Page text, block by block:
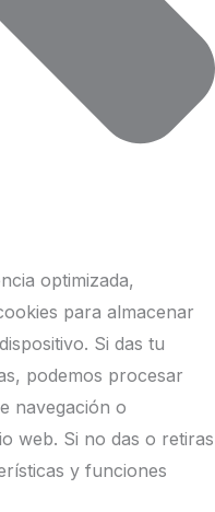
optimizada,
para almacenar
Si das tu
podemos procesar
navegación o
web. Si no das o retiras
y funciones